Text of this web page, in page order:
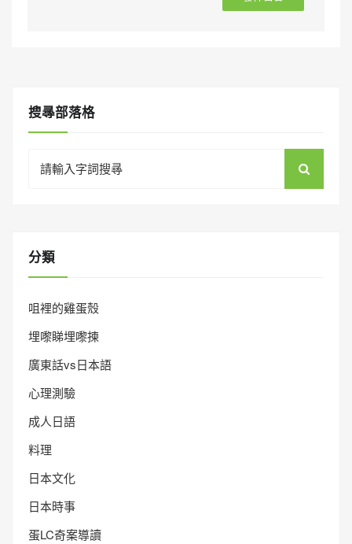
搜㝷部落格
for:
分類
咀裡的雞蛋殼
埋嚟睇埋嚟揀
廣東話vs日本語
心理測驗
成人日語
料理
日本文化
日本時事
蛋LC奇案導讀